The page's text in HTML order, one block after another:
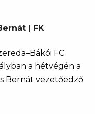
| FK
FC
a hétvégén a
Bernát vezetőedző